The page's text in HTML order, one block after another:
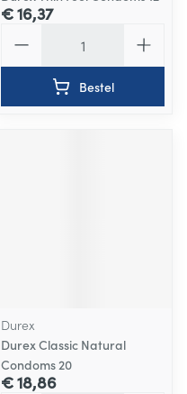
€ 16,37
Bestel
Durex
Durex Classic Natural
Condoms 20
€ 18,86